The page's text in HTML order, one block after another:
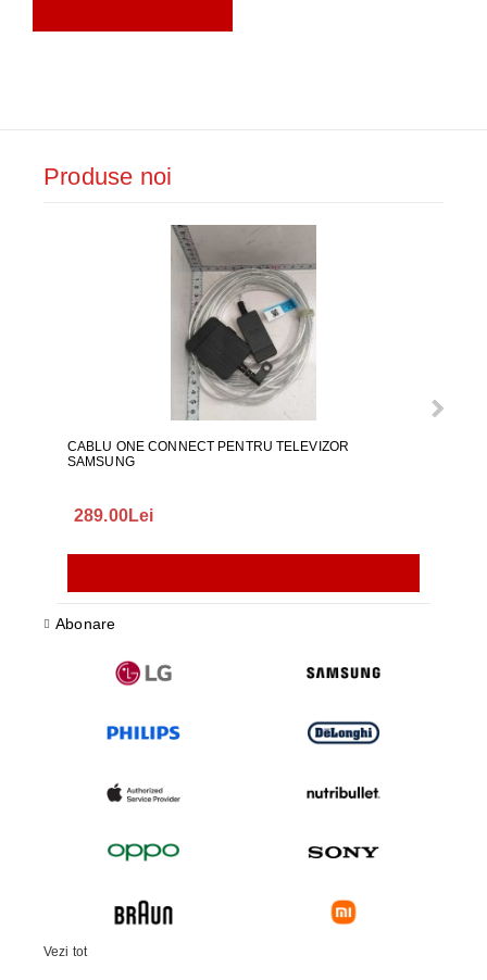
Produse noi
CABLU ONE CONNECT PENTRU TELEVIZOR
SAMSUNG
289.00Lei
Abonare
Vezi tot